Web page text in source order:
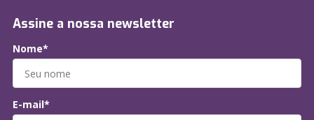
Assine a nossa newsletter
Nome*
E-mail*